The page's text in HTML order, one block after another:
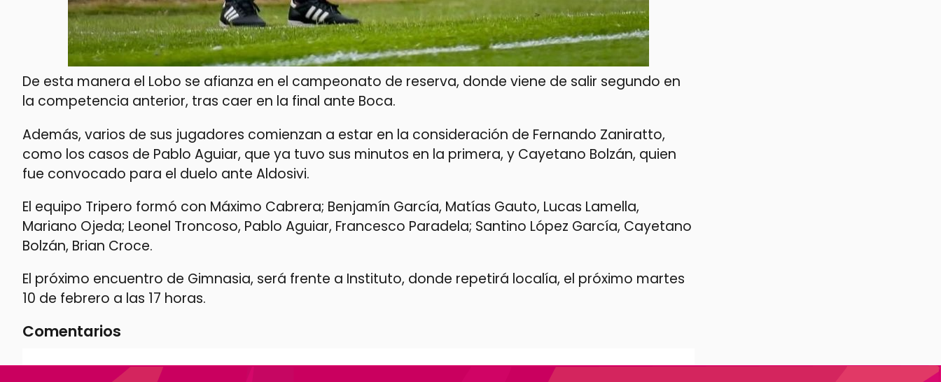
De esta manera el Lobo se afianza en el campeonato de reserva, donde viene de salir segundo en
la competencia anterior, tras caer en la final ante Boca.
Además, varios de sus jugadores comienzan a estar en la consideración de Fernando Zaniratto,
como los casos de Pablo Aguiar, que ya tuvo sus minutos en la primera, y Cayetano Bolzán, quien
fue convocado para el duelo ante Aldosivi.
El equipo Tripero formó con Máximo Cabrera; Benjamín García, Matías Gauto, Lucas Lamella,
Mariano Ojeda; Leonel Troncoso, Pablo Aguiar, Francesco Paradela; Santino López García, Cayetano
Bolzán, Brian Croce.
El próximo encuentro de Gimnasia, será frente a Instituto, donde repetirá localía, el próximo martes
10 de febrero a las 17 horas.
Comentarios